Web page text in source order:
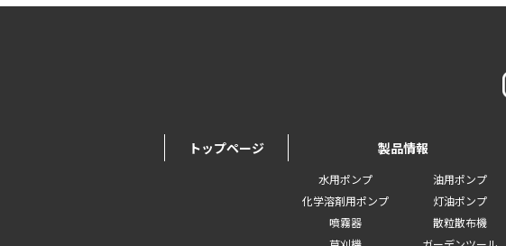
トップページ 製品情報
水用ポンプ
油用ポンプ
化学溶剤用ポンプ
灯油ポンプ
噴霧器
散粒散布機